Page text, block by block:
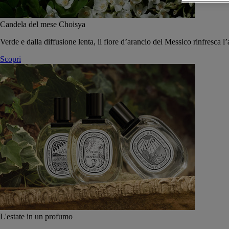
Candela del mese Choisya
Verde e dalla diffusione lenta, il fiore d’arancio del Messico rinfresca
Scopri
L'estate in un profumo